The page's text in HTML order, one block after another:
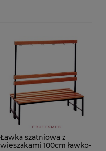
Ławka szatniowa z
wieszakami 100cm ławko-